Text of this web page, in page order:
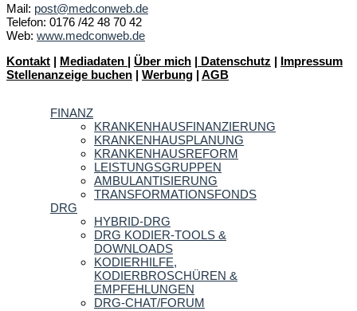
Mail: post@medconweb.de
Telefon: 0176 /42 48 70 42
Web: www.medconweb.de
Kontakt | Mediadaten | Über mich | Datenschutz | Impressum
Stellenanzeige buchen | Werbung | AGB
FINANZ
KRANKENHAUSFINANZIERUNG
KRANKENHAUSPLANUNG
KRANKENHAUSREFORM
LEISTUNGSGRUPPEN
AMBULANTISIERUNG
TRANSFORMATIONSFONDS
DRG
HYBRID-DRG
DRG KODIER-TOOLS &
DOWNLOADS
KODIERHILFE,
KODIERBROSCHÜREN &
EMPFEHLUNGEN
DRG-CHAT/FORUM